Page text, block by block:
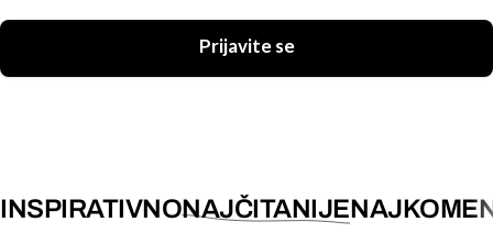
Prijavite se
INSPIRATIVNONAJČITANIJE